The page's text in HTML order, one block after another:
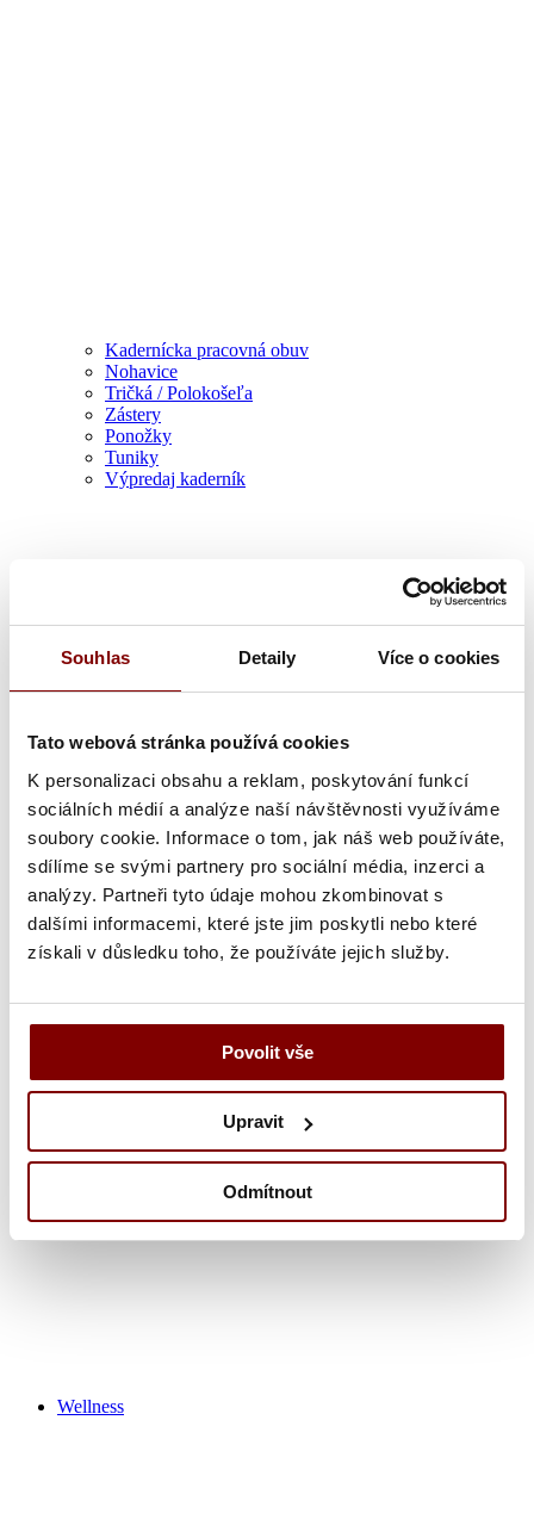
Souhlas Detaily Více o cookies
Tato webová stránka používá cookies
K personalizaci obsahu a reklam, poskytování funkcí
sociálních médií a analýze naší návštěvnosti využíváme
soubory cookie. Informace o tom, jak náš web používáte,
sdílíme se svými partnery pro sociální média, inzerci a
analýzy. Partneři tyto údaje mohou zkombinovat s
dalšími informacemi, které jste jim poskytli nebo které
získali v důsledku toho, že používáte jejich služby.
Povolit vše
Upravit
Odmítnout
Kadernícka pracovná obuv
Nohavice
Tričká / Polokošeľa
Zástery
Ponožky
Tuniky
Výpredaj kaderník
Zdravotník
Zdravotnícka obuv
Tuniky
Tričká / polokošeľa
Zdravotnícke plášťa
Výpredaj zdravotník
Wellness